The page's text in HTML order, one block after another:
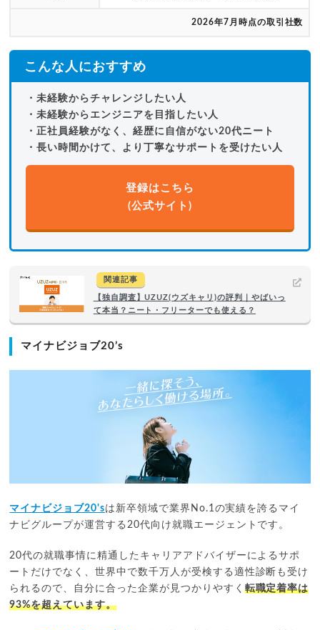
2026年7月時点の取引社数
こんな人におすすめ
・未経験からチャレンジしたい人
・未経験からエンジニアを目指したい人
・正社員経験がなく、経歴に自信がない20代ニート
・長い時間かけて、より丁寧なサポートを受けたい人
登録はこちら
(公式サイト)
関連記事
【独自調査】UZUZ(ウズキャリ)の評判｜やばいっ
て本当？ニート・フリーターでも使える？
マイナビジョブ20’s
マイナビジョブ20'sは新卒領域で業界No.1の実績を誇るマイ
ナビグループが運営する20代向け就職エージェントです。
20代の就職事情に精通したキャリアアドバイザーによるサポ
ートだけでなく、世界中で数千万人が受検する適性診断も受け
られるので、自分に合った企業が見つかりやすく 転職定着率は
93%を超えています。